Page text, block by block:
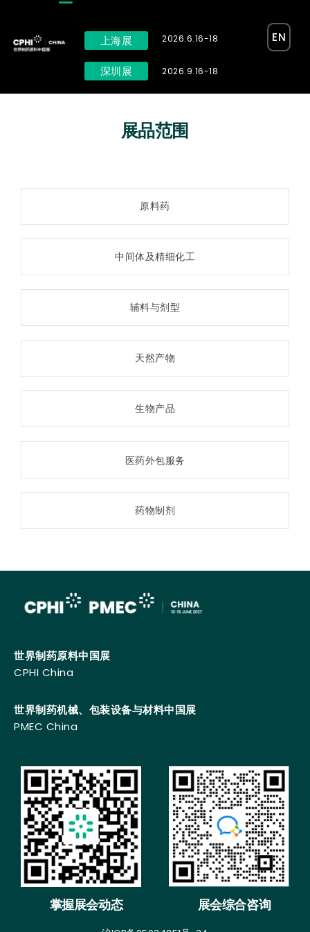
上海展
深圳展
2026.6.16-18
2026.9.16-18
EN
展品范围
原料药
中间体及精细化工
辅料与剂型
天然产物
生物产品
医药外包服务
药物制剂
世界制药原料中国展
CPHI China
世界制药机械、包装设备与材料中国展
PMEC China
掌握展会动态 展会综合咨询